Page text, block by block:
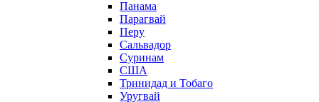
Панама
Парагвай
Перу
Сальвадор
Суринам
США
Тринидад и Тобаго
Уругвай